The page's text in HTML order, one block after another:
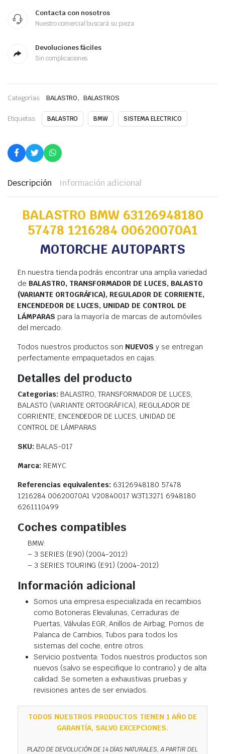
Contacta con nosotros
Nuestro comercial buscará su pieza
Devoluciones fáciles
Sin complicaciones
Categorías: BALASTRO, BALASTROS
Etiquetas: BALASTRO BMW SISTEMA ELECTRICO
Descripción Información adicional
BALASTRO BMW 63126948180
57478 1216284 00620070A1
MOTORCHE AUTOPARTS
En nuestra tienda podrás encontrar una amplia variedad
de BALASTRO, TRANSFORMADOR DE LUCES, BALASTO
(VARIANTE ORTOGRÁFICA), REGULADOR DE CORRIENTE,
ENCENDEDOR DE LUCES, UNIDAD DE CONTROL DE
LÁMPARAS para la mayoría de marcas de automóviles
del mercado.
Todos nuestros productos son NUEVOS y se entregan
perfectamente empaquetados en cajas.
Detalles del producto
Categorias: BALASTRO, TRANSFORMADOR DE LUCES,
BALASTO (VARIANTE ORTOGRÁFICA), REGULADOR DE
CORRIENTE, ENCENDEDOR DE LUCES, UNIDAD DE
CONTROL DE LÁMPARAS
SKU: BALAS-017
Marca: REMYC
Referencias equivalentes: 63126948180 57478
1216284 00620070A1 V20840017 W3T13271 6948180
6261110499
Coches compatibles
BMW:
– 3 SERIES (E90) (2004-2012)
– 3 SERIES TOURING (E91) (2004-2012)
Información adicional
Somos una empresa especializada en recambios
como Botoneras Elevalunas, Cerraduras de
Puertas, Válvulas EGR, Anillos de Airbag, Pomos de
Palanca de Cambios, Tubos para todos los
sistemas del coche, entre otros.
Servicio postventa: Todos nuestros productos son
nuevos (salvo se especifique lo contrario) y de alta
calidad. Se someten a exhaustivas pruebas y
revisiones antes de ser enviados.
TODOS NUESTROS PRODUCTOS TIENEN 1 AÑO DE
GARANTÍA, SALVO EXCEPCIONES.
PLAZO DE DEVOLUCIÓN DE 14 DÍAS NATURALES, A PARTIR DEL